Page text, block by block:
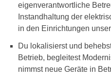
eigenverantwortliche
Instandhaltung der
in den Einrichtungen
Du lokalisierst und
Betrieb, begleitest
nimmst neue Geräte in